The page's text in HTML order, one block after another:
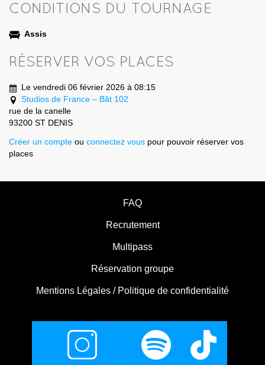
CONDITIONS DU TOURNAGE
Assis
RÉSERVER VOS PLACES
Le vendredi 06 février 2026 à 08:15
Studios de France – Bât 102
rue de la canelle
93200 ST DENIS
Créer un compte ou connectez vous pour pouvoir réserver vos
places
FAQ
Recrutement
Multipass
Réservation groupe
Mentions Légales / Politique de confidentialité